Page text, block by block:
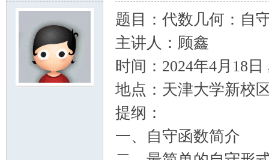
题目：代数几何：自
主讲人：顾鑫
时间：2024年4月18
地点：天津大学新校
提纲：
一、自守函数简介